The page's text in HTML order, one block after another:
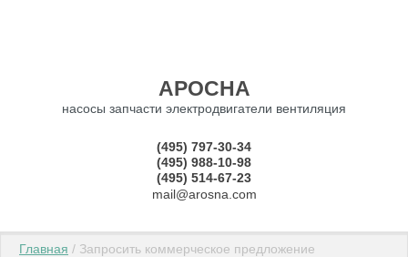
АРОСНА
насосы запчасти электродвигатели вентиляция
(495) 797-30-34
(495) 988-10-98
(495) 514-67-23
mail@arosna.com
Главная / Запросить коммерческое предложение